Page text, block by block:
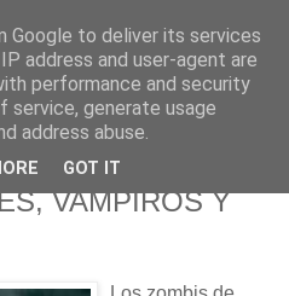
DE VISTA BATRACIO
VAMPIROS Y
Google to deliver its services
address and user-agent are
performance and security
generate usage
address abuse.
GOT IT